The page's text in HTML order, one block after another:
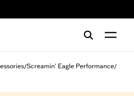
/Screamin' Eagle Performance/